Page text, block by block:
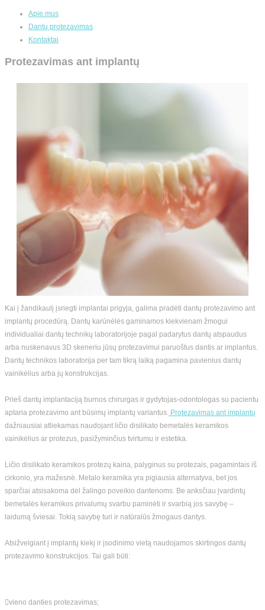
Apie mus
Dantų protezavimas
Kontaktai
Protezavimas ant implantų
Kai į žandikaulį įsriegti implantai prigyja, galima pradėti dantų protezavimo ant
implantų procedūrą. Dantų karūnėlės gaminamos kiekvienam žmogui
individualiai dantų technikų laboratorijoje pagal padarytus dantų atspaudus
arba nuskenavus 3D skeneriu jūsų protezavimui paruoštus dantis ar implantus.
Dantų technikos laboratorija per tam tikrą laiką pagamina pavienius dantų
vainikėlius arba jų konstrukcijas.
Prieš dantų implantaciją burnos chirurgas ir gydytojas-odontologas su pacientu
aptaria protezavimo ant būsimų implantų variantus. Protezavimas ant implantų
dažniausiai atliekamas naudojant ličio disilikato bemetalės keramikos
vainikėlius ar protezus, pasižyminčius tvirtumu ir estetika.
Ličio disilikato keramikos protezų kaina, palyginus su protezais, pagamintais iš
cirkonio, yra mažesnė. Metalo keramika yra pigiausia alternatyva, bet jos
sparčiai atsisakoma dėl žalingo poveikio dantenoms. Be anksčiau įvardintų
bemetalės keramikos privalumų svarbu paminėti ir svarbią jos savybę –
laidumą šviesai. Tokią savybę turi ir natūralūs žmogaus dantys.
Atsižvelgiant į implantų kiekį ir įsodinimo vietą naudojamos skirtingos dantų
protezavimo konstrukcijos. Tai gali būti:
vieno danties protezavimas;